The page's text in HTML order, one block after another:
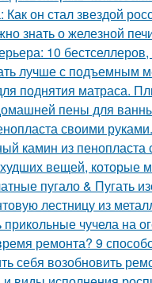
он стал звездой
знать о железной
10
лучше с подъемным
поднятия матраса.
пены для
своими
камин из
вещей, которые
пугало & Пугать
лестницу из
прикольные чучела на
ремонта? 9
себя возобновить